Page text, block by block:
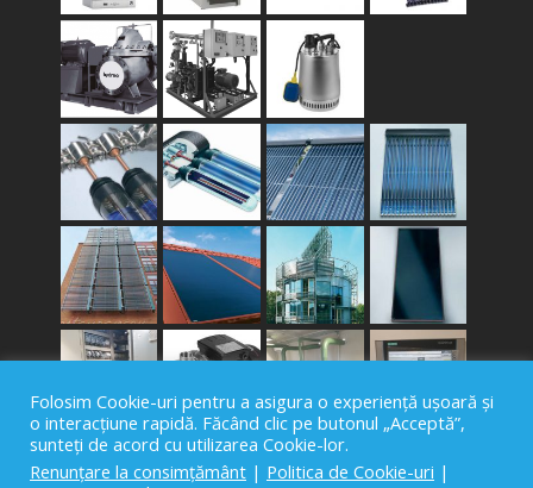
Folosim Cookie-uri pentru a asigura o experiență ușoară și
o interacțiune rapidă. Făcând clic pe butonul „Acceptă”,
sunteți de acord cu utilizarea Cookie-lor.
Renunțare la consimțământ | Politica de Cookie-uri |